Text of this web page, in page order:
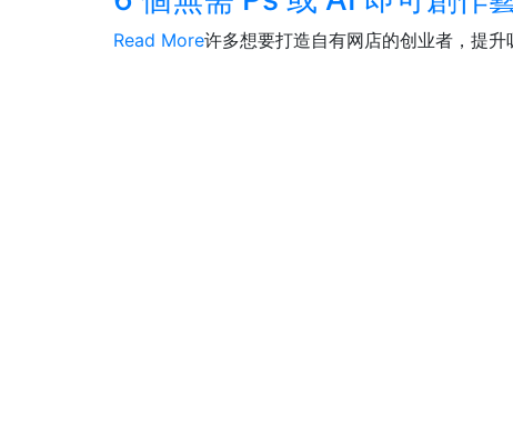
许多想要打造自有网店的创业者，提
Read More